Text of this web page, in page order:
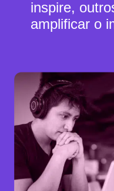
inspire,
amplificar o